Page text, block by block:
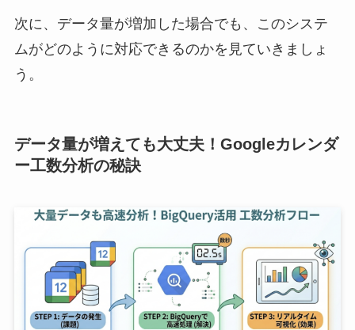
次に、データ量が増加した場合でも、このシステ
ムがどのように対応できるのかを見ていきましょ
う。
データ量が増えても大丈夫！Googleカレンダ
ー工数分析の秘訣